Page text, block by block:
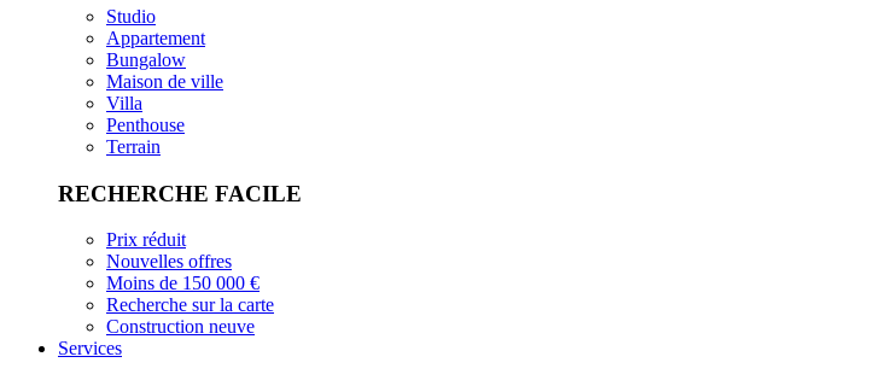
Studio
Appartement
Bungalow
Maison de ville
Villa
Penthouse
Terrain
RECHERCHE FACILE
Prix réduit
Nouvelles offres
Moins de 150 000 €
Recherche sur la carte
Construction neuve
Services